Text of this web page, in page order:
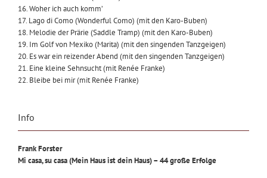
16. Woher ich auch komm’
17. Lago di Como (Wonderful Como) (mit den Karo-Buben)
18. Melodie der Prärie (Saddle Tramp) (mit den Karo-Buben)
19. Im Golf von Mexiko (Marita) (mit den singenden Tanzgeigen)
20. Es war ein reizender Abend (mit den singenden Tanzgeigen)
21. Eine kleine Sehnsucht (mit Renée Franke)
22. Bleibe bei mir (mit Renée Franke)
Info
Frank Forster
Mi casa, su casa (Mein Haus ist dein Haus) – 44 große Erfolge